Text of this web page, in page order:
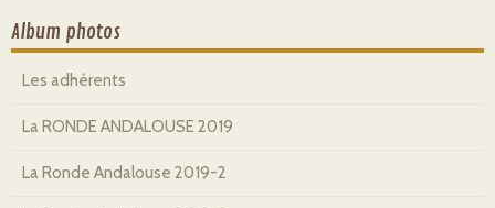
Album photos
Les adhérents
La RONDE ANDALOUSE 2019
La Ronde Andalouse 2019-2